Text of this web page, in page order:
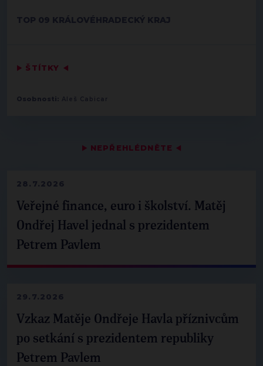
▶ NEPŘEHLÉDNĚTE ◀
28.7.2026
Veřejné finance, euro i školství. Matěj
Ondřej Havel jednal s prezidentem
Petrem Pavlem
29.7.2026
Vzkaz Matěje Ondřeje Havla příznivcům
po setkání s prezidentem republiky
Petrem Pavlem
TOP 09 KRÁLOVÉHRADECKÝ KRAJ
▶ ŠTÍTKY ◀
Osobnosti: Aleš Cabicar